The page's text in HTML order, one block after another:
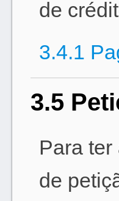
de
3.4.1
3.5
Para
de